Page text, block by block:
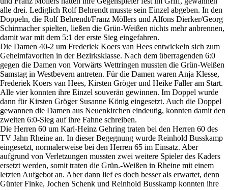
alle drei. Lediglich Rolf Behrendt musste sein Einzel abgeben. In den
Doppeln, die Rolf Behrendt/Franz Möllers und Alfons Dierker/Georg
Schirmacher spielten, ließen die Grün-Weißen nichts mehr anbrennen,
damit war mit dem 5:1 der erste Sieg eingefahren.
Die Damen 40-2 um Frederiek Koers van Hees entwickeln sich zum
Geheimfavoriten in der Bezirksklasse. Nach dem überragenden 6:0
gegen die Damen von Vorwärts Wettringen mussten die Grün-Weißen
Samstag in Westbevern antreten. Für die Damen waren Anja Klesse,
Frederiek Koers van Hees, Kirsten Gröger und Heike Faller am Start.
Alle vier konnten ihre Einzel souverän gewinnen. Im Doppel wurde
dann für Kirsten Gröger Susanne König eingesetzt. Auch die Doppel
gewannen die Damen aus Neuenkirchen eindeutig, konnten damit den
zweiten 6:0-Sieg auf ihre Fahne schreiben.
Die Herren 60 um Karl-Heinz Gehring traten bei den Herren 60 des
TV Jahn Rheine an. In dieser Begegnung wurde Reinhold Busskamp
eingesetzt, normalerweise bei den Herren 65 im Einsatz. Aber
aufgrund von Verletzungen mussten zwei weitere Spieler des Kaders
ersetzt werden, somit traten die Grün.-Weißen in Rheine mit einem
letzten Aufgebot an. Aber dann lief es doch besser als erwartet, denn
Günter Finke, Jochen Schenk und Reinhold Busskamp konnten ihre